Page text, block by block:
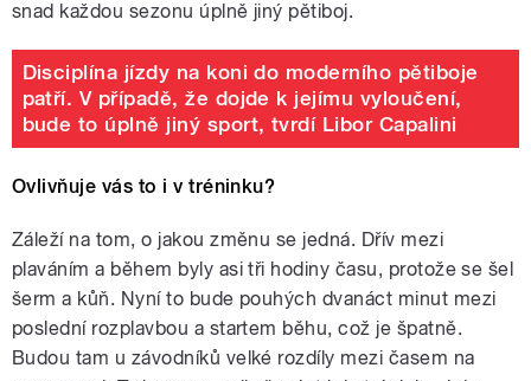
snad každou sezonu úplně jiný pětiboj.
Disciplína jízdy na koni do moderního pětiboje
patří. V případě, že dojde k jejímu vyloučení,
bude to úplně jiný sport, tvrdí Libor Capalini
Ovlivňuje vás to i v tréninku?
Záleží na tom, o jakou změnu se jedná. Dřív mezi
plaváním a během byly asi tři hodiny času, protože se šel
šerm a kůň. Nyní to bude pouhých dvanáct minut mezi
poslední rozplavbou a startem běhu, což je špatně.
Budou tam u závodníků velké rozdíly mezi časem na